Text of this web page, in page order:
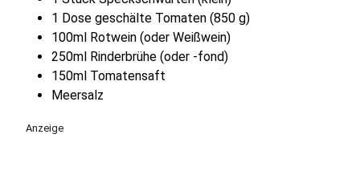
1 Dose geschälte Tomaten (850 g)
100ml Rotwein (oder Weißwein)
250ml Rinderbrühe (oder -fond)
150ml Tomatensaft
Meersalz
Anzeige